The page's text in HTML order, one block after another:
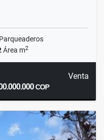
Parqueaderos
Área m2
Venta
COP